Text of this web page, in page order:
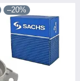
–20%